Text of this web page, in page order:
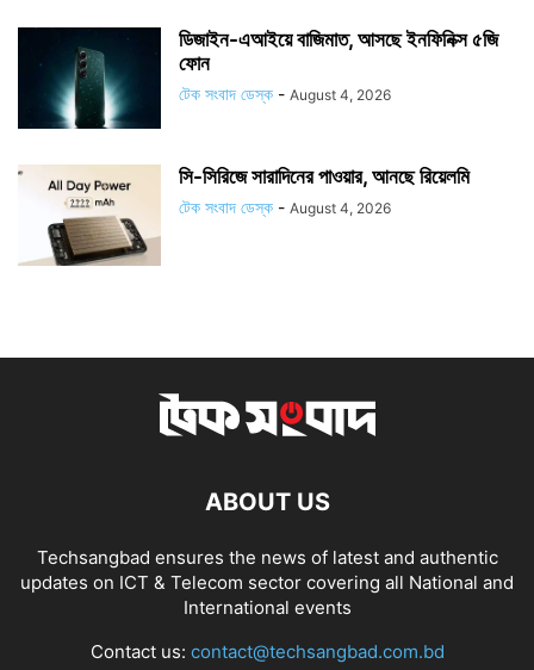
ডিজাইন-এআইয়ে বাজিমাত, আসছে ইনফিনিক্স ৫জি
ফোন
টেক সংবাদ ডেস্ক - August 4, 2026
সি-সিরিজে সারাদিনের পাওয়ার, আনছে রিয়েলমি
টেক সংবাদ ডেস্ক - August 4, 2026
ABOUT US
Techsangbad ensures the news of latest and authentic
updates on ICT & Telecom sector covering all National and
International events
Contact us: contact@techsangbad.com.bd